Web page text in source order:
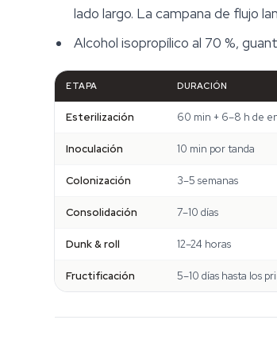
lado largo. La campana de flujo
Alcohol isopropílico al 70 %,
ETAPA DURACIÓN
Esterilización 60 min + 6–8 h de
Inoculación 10 min por tanda
Colonización 3–5 semanas
Consolidación 7–10 días
Dunk & roll 12–24 horas
Fructificación 5–10 días hasta los